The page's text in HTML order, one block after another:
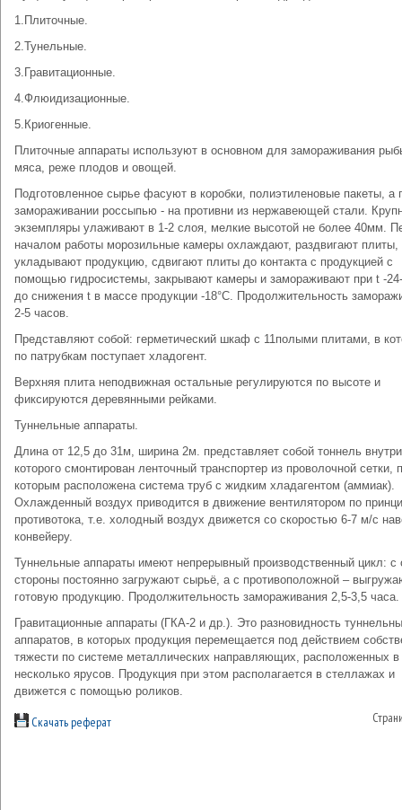
1.Плиточные.
2.Тунельные.
3.Гравитационные.
4.Флюидизационные.
5.Криогенные.
Плиточные аппараты используют в основном для замораживания
мяса, реже плодов и овощей.
Подготовленное сырье фасуют в коробки, полиэтиленовые пакеты, а
замораживании россыпью - на противни из нержавеющей стали.
экземпляры улаживают в 1-2 слоя, мелкие высотой не более 40мм.
началом работы морозильные камеры охлаждают, раздвигают плиты,
укладывают продукцию, сдвигают плиты до контакта с продукцией с
помощью гидросистемы, закрывают камеры и замораживают при t -
до снижения t в массе продукции -18°C. Продолжительность
2-5 часов.
Представляют собой: герметический шкаф с 11полыми плитами, в
по патрубкам поступает хладогент.
Верхняя плита неподвижная остальные регулируются по высоте и
фиксируются деревянными рейками.
Туннельные аппараты.
Длина от 12,5 до 31м, ширина 2м. представляет собой тоннель внутри
которого смонтирован ленточный транспортер из проволочной сетки,
которым расположена система труб с жидким хладагентом (аммиак).
Охлажденный воздух приводится в движение вентилятором по
противотока, т.е. холодный воздух движется со скоростью 6-7 м/с
конвейеру.
Туннельные аппараты имеют непрерывный производственный цикл: с
стороны постоянно загружают сырьё, а с противоположной –
готовую продукцию. Продолжительность замораживания 2,5-3,5 часа.
Гравитационные аппараты (ГКА-2 и др.). Это разновидность
аппаратов, в которых продукция перемещается под действием
тяжести по системе металлических направляющих, расположенных в
несколько ярусов. Продукция при этом располагается в стеллажах и
движется с помощью роликов.
Скачать реферат